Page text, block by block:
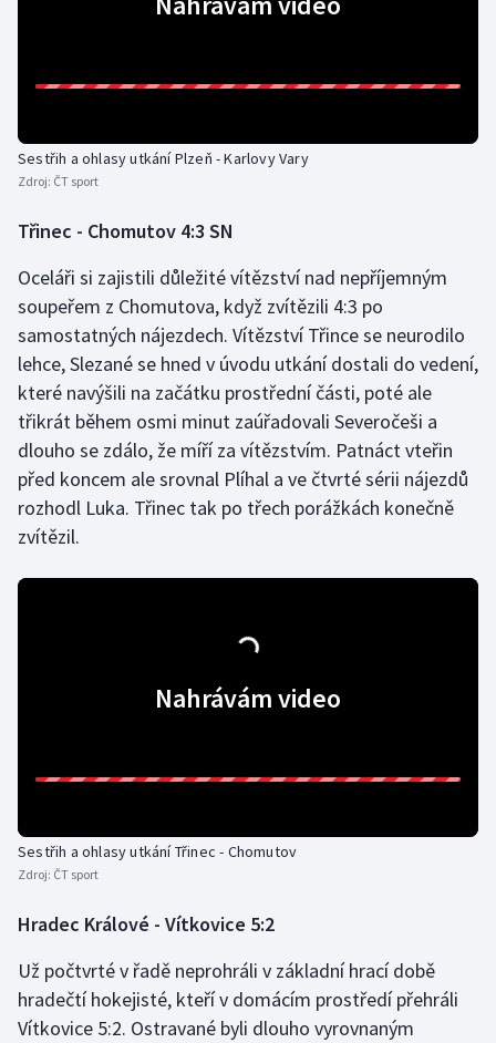
Sestřih a ohlasy utkání Plzeň - Karlovy Vary
Zdroj: ČT sport
Třinec - Chomutov 4:3 SN
Oceláři si zajistili důležité vítězství nad nepříjemným
soupeřem z Chomutova, když zvítězili 4:3 po
samostatných nájezdech. Vítězství Třince se neurodilo
lehce, Slezané se hned v úvodu utkání dostali do vedení,
které navýšili na začátku prostřední části, poté ale
třikrát během osmi minut zaúřadovali Severočeši a
dlouho se zdálo, že míří za vítězstvím. Patnáct vteřin
před koncem ale srovnal Plíhal a ve čtvrté sérii nájezdů
rozhodl Luka. Třinec tak po třech porážkách konečně
zvítězil.
Nahrávám video
Sestřih a ohlasy utkání Třinec - Chomutov
Zdroj: ČT sport
Hradec Králové - Vítkovice 5:2
Už počtvrté v řadě neprohráli v základní hrací době
hradečtí hokejisté, kteří v domácím prostředí přehráli
Vítkovice 5:2. Ostravané byli dlouho vyrovnaným